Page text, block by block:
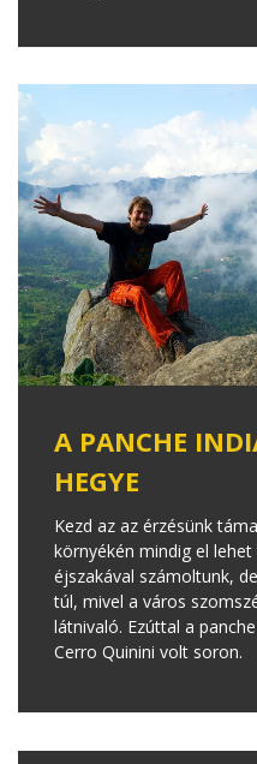
A PANCHE
HEGYE
Kezd az az érzésünk
környékén mindig el
éjszakával számoltunk,
túl, mivel a város
látnivaló. Ezúttal a
Cerro Quinini volt soron.